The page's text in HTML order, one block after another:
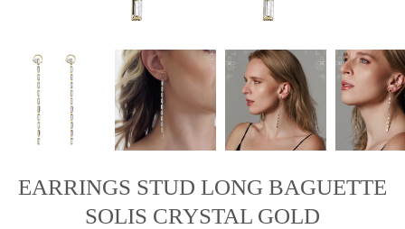
EARRINGS STUD LONG BAGUETTE
SOLIS CRYSTAL GOLD